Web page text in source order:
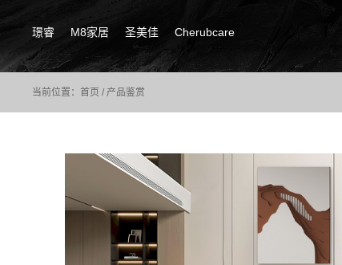
璟睿 M8家居 圣美佳 Cherubcare
当前位置：首页 / 产品鉴赏